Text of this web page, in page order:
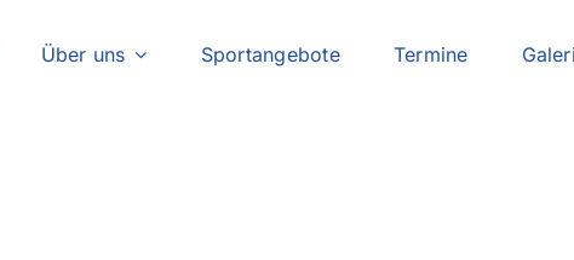
Über uns Sportangebote Termine